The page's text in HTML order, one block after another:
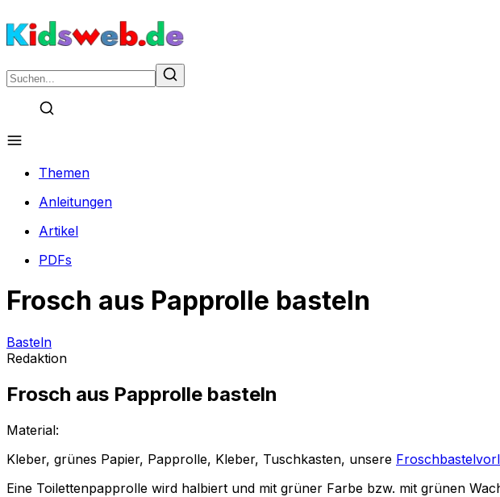
Themen
Anleitungen
Artikel
PDFs
Frosch aus Papprolle basteln
Basteln
Redaktion
Frosch aus Papprolle basteln
Material:
Kleber, grünes Papier, Papprolle, Kleber, Tuschkasten, unsere
Eine Toilettenpapprolle wird halbiert und mit grüner Farbe bzw. mit grünen